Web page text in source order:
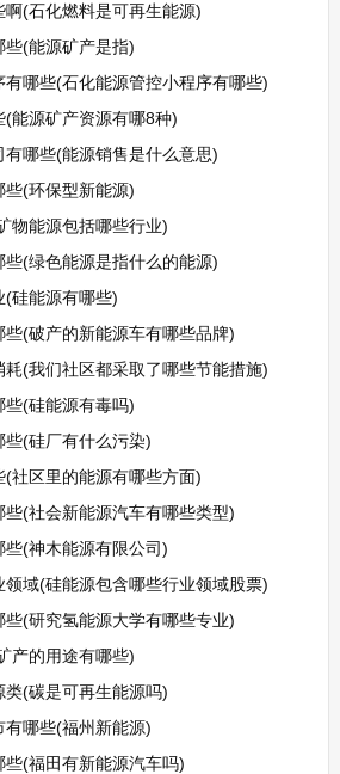
(石化燃料是可再生能源)
(能源矿产是指)
哪些(石化能源管控小程序有哪些)
能源矿产资源有哪8种)
哪些(能源销售是什么意思)
(环保型新能源)
物能源包括哪些行业)
(绿色能源是指什么的能源)
(硅能源有哪些)
(破产的新能源车有哪些品牌)
(我们社区都采取了哪些节能措施)
(硅能源有毒吗)
(硅厂有什么污染)
社区里的能源有哪些方面)
(社会新能源汽车有哪些类型)
(神木能源有限公司)
域(硅能源包含哪些行业领域股票)
(研究氢能源大学有哪些专业)
产的用途有哪些)
(碳是可再生能源吗)
哪些(福州新能源)
(福田有新能源汽车吗)